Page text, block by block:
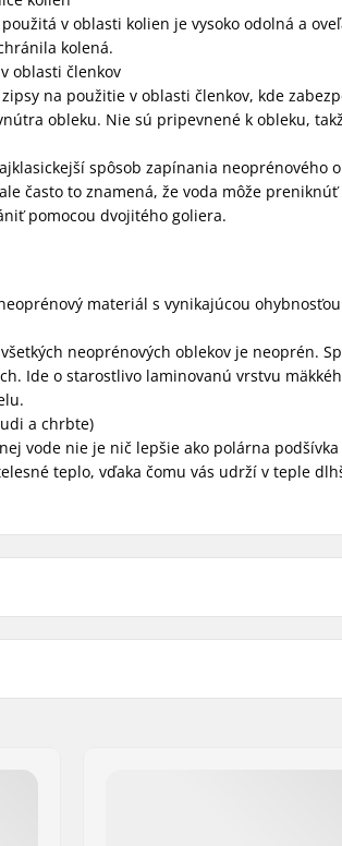
v oblasti kolien je vysoko odolná a
kolená.
oblasti členkov
na použitie v oblasti členkov, kde
obleku. Nie sú pripevnené k obleku,
spôsob zapínania neoprénového
často to znamená, že voda môže
pomocou dvojitého goliera.
materiál s vynikajúcou
neoprénových oblekov je neoprén.
Ide o starostlivo laminovanú vrstvu
a chrbte)
vode nie je nič lepšie ako polárna
teplo, vďaka čomu vás udrží v teple
Beginner
Wakeboarding, Kitesurfing,